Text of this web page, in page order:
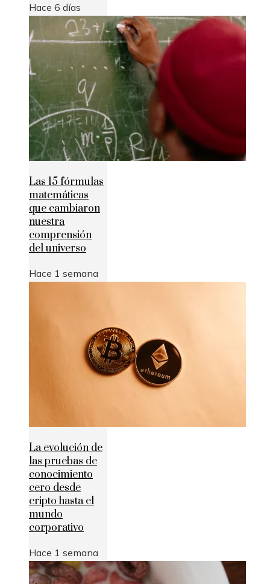
Hace 6 días
Las 15 fórmulas
matemáticas
que cambiaron
nuestra
comprensión
del universo
Hace 1 semana
La evolución de
las pruebas de
conocimiento
cero desde
cripto hasta el
mundo
corporativo
Hace 1 semana